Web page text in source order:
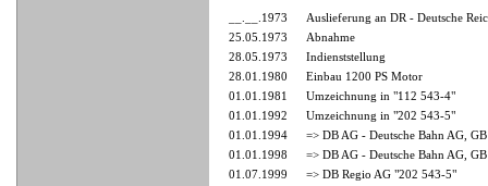
__.__.1973
Auslieferung an DR - Deutsche
25.05.1973
Abnahme
28.05.1973
Indienststellung
28.01.1980
Einbau 1200 PS Motor
01.01.1981
Umzeichnung in "112 543-4"
01.01.1992
Umzeichnung in "202 543-5"
01.01.1994
=> DB AG - Deutsche Bahn AG,
01.01.1998
=> DB AG - Deutsche Bahn AG,
01.07.1999
=> DB Regio AG "202 543-5"